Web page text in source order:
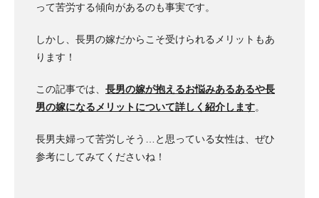
って苦労する傾向があるのも事実です。
しかし、長男の嫁だからこそ受けられるメリットもあ
ります！
この記事では、 長男の嫁が抱えるお悩みあるあるや長
男の嫁になるメリットについて詳しく紹介します。
長男夫婦って苦労しそう…と思っている女性は、ぜひ
参考にしてみてくださいね！